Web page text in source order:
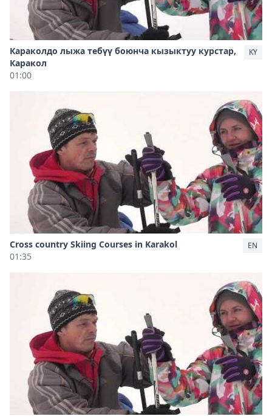
Караколдо лыжа тебүү боюнча кызыктуу курстар,
Каракол
01:00
KY
Cross country Skiing Courses in Karakol
01:35
EN